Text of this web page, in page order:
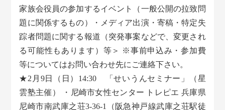
家族会役員の参加するイベント（一般公開の拉致問
題に関係するもの）・メディア出演・寄稿・特定失
踪者問題に関する報道（突発事案などで、変更され
る可能性もあります）等＞ ※事前申込み・参加費
等についてはお問い合わせ先にご連絡下さい。
★2月9日（日）14:30 「せいうんセミナー」（星
雲塾主催） ・尼崎市女性センター トレピエ 兵庫県
尼崎市南武庫之荘3-36-1（阪急神戸線武庫之荘駅徒